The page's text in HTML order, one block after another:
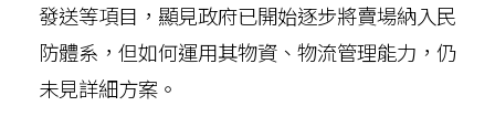
發送等項目，顯見政府已開始逐步將賣場納入民
防體系，但如何運用其物資、物流管理能力，仍
未見詳細方案。